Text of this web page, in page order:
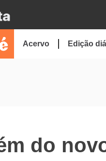
Acervo Edição
do